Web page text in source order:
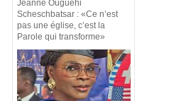
Jeanne Ouguéhi
Scheschbatsar : «Ce n’est
pas une église, c’est la
Parole qui transforme»